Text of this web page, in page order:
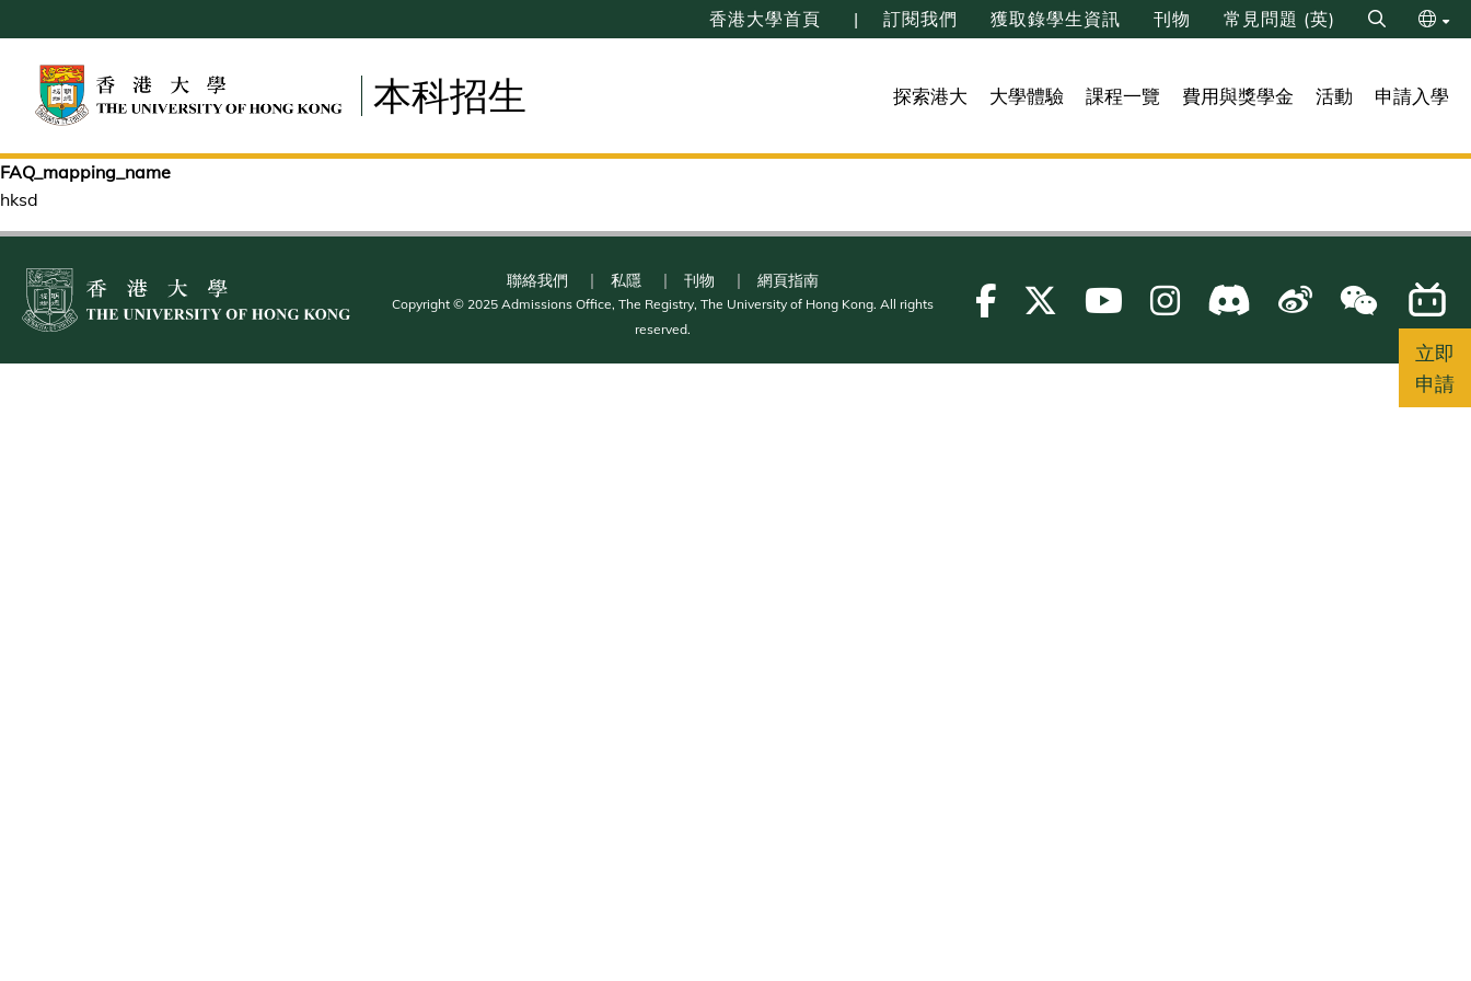
to
main
content
香港大學首頁 訂閱我們 獲取錄學生資訊 刊物 常見問題 (英)
Search
简
本科招生 探索港大 大學體驗 課程一覽 費用與獎學金 活動 申請入學
FAQ_mapping_name
hksd
立即
申請
聯絡我們 私隱 刊物 網頁指南
Copyright © 2025 Admissions Office, The Registry, The University of Hong Kong. All rights
reserved.